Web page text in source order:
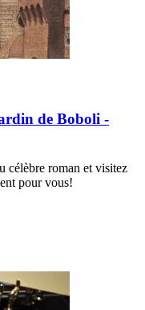
de Boboli -
célèbre roman et visitez
pour vous!